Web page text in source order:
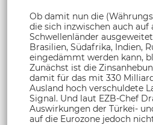
Ob damit nun die
die sich inzwischen auch auf
Schwellenländer
Brasilien, Südafrika, Indien,
eingedämmt werden kann,
Zunächst ist die
damit für das mit 330
Ausland hoch verschuldete
Signal. Und laut EZB-Chef
Auswirkungen der Türkei-
auf die Eurozone jedoch